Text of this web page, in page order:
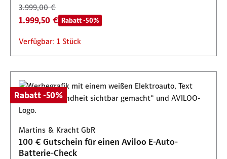
3.999,00 €
1.999,50 € Rabatt -50%
Verfügbar: 1 Stück
Rabatt -50%
Martins & Kracht GbR
100 € Gutschein für einen Aviloo E-Auto-
Batterie-Check